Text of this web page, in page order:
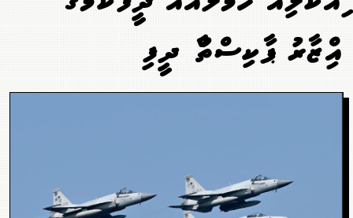
އިންޒާރު ޕާކިސްތާނުން ދީފި